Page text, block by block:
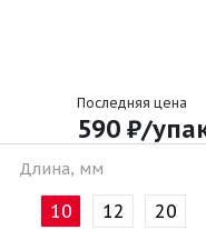
Последняя цена
590 ₽/
Длина, мм
10 12 20